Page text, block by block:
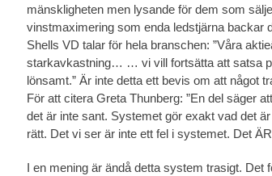
mänskligheten men lysande för dem som
vinstmaximering som enda ledstjärna backar
Shells VD talar för hela branschen: ”Våra
starkavkastning… … vi vill fortsätta att satsa
lönsamt.” Är inte detta ett bevis om att något
För att citera Greta Thunberg: ”En del säger
det är inte sant. Systemet gör exakt vad det
rätt. Det vi ser är inte ett fel i systemet. Det
I en mening är ändå detta system trasigt. Det